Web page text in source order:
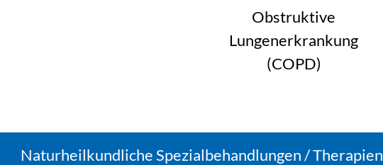
Obstruktive
Lungenerkrankung
(COPD)
Naturheilkundliche Spezialbehandlungen / Therapien